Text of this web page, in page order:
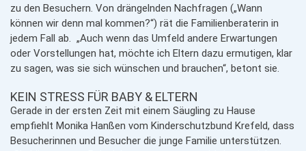
zu den Besuchern. Von drängelnden Nachfragen („Wann
können wir denn mal kommen?“) rät die Familienberaterin in
jedem Fall ab. „Auch wenn das Umfeld andere Erwartungen
oder Vorstellungen hat, möchte ich Eltern dazu ermutigen, klar
zu sagen, was sie sich wünschen und brauchen“, betont sie.
KEIN STRESS FÜR BABY & ELTERN
Gerade in der ersten Zeit mit einem Säugling zu Hause
empfiehlt Monika Hanßen vom Kinderschutzbund Krefeld, dass
Besucherinnen und Besucher die junge Familie unterstützen.